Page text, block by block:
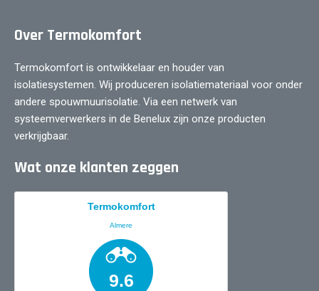
Over Termokomfort
Termokomfort is ontwikkelaar en houder van
isolatiesystemen. Wij produceren isolatiemateriaal voor onder
andere spouwmuurisolatie. Via een netwerk van
systeemverwerkers in de Benelux zijn onze producten
verkrijgbaar.
Wat onze klanten zeggen
Termokomfort
Almere
9.6